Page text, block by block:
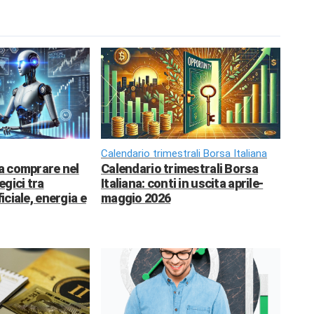
comprare nel
tra
energia e
Calendario trimestrali Borsa Italiana
Calendario trimestrali Borsa
Italiana: conti in uscita aprile-
maggio 2026